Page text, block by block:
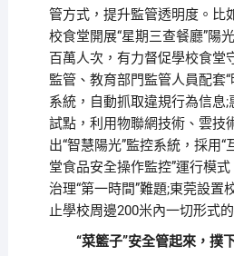
管方式，提升監管透明度。比
校食堂開展“星期三查餐廳”陽
百萬人次，有力督促學校食堂
監管、教育部門監管人員配套
系統，自動抓取違規行為信息
試點，利用物聯網技術、雲技
出“智慧陽光”監控系統，採用
堂食品安全操作監控”運行模
治理“第一時間”難題;東莞設置
止學校周邊200米內一切形式
“菜籃子”安全管起來，撲